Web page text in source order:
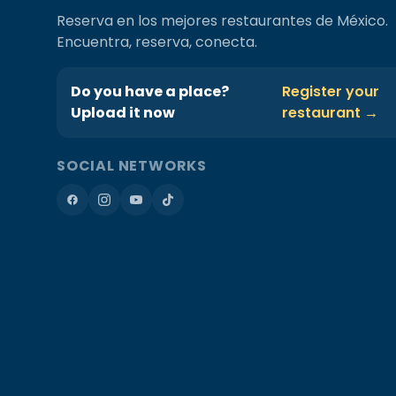
Reserva en los mejores restaurantes de México.
Encuentra, reserva, conecta.
Do you have a place?
Upload it now
Register your
restaurant →
SOCIAL NETWORKS